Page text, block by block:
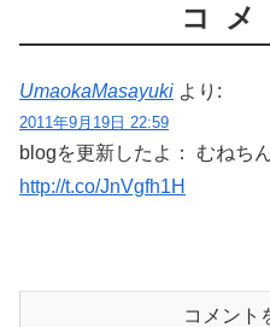
コ
UmaokaMasayuki より:
2011年9月19日 22:59
blogを更新したよ： むねち
http://t.co/JnVgfh1H
コメント